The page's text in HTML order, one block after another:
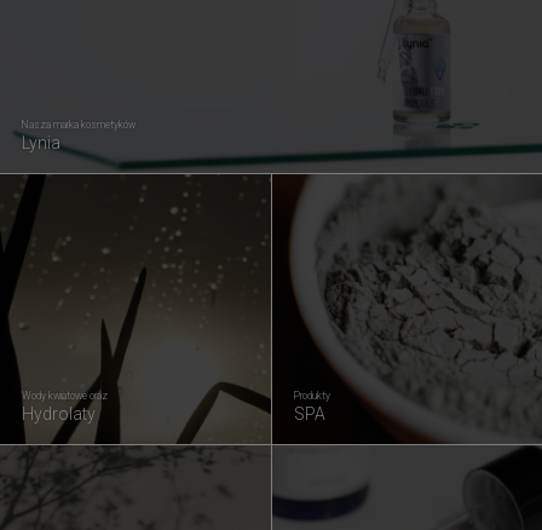
Nasza marka kosmetyków
Lynia
Wody kwiatowe oraz
Hydrolaty
Produkty
SPA